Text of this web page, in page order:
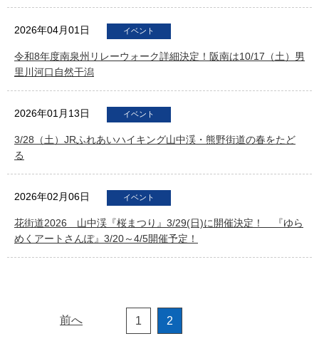
2026年04月01日 イベント
令和8年度南泉州リレーウォーク詳細決定！阪南は10/17（土）男
里川河口自然干潟
2026年01月13日 イベント
3/28（土）JRふれあいハイキング山中渓・熊野街道の春をたど
る
2026年02月06日 イベント
花街道2026 山中渓『桜まつり』3/29(日)に開催決定！ 『ゆら
めくアートさんぽ』3/20～4/5開催予定！
前へ 1 2